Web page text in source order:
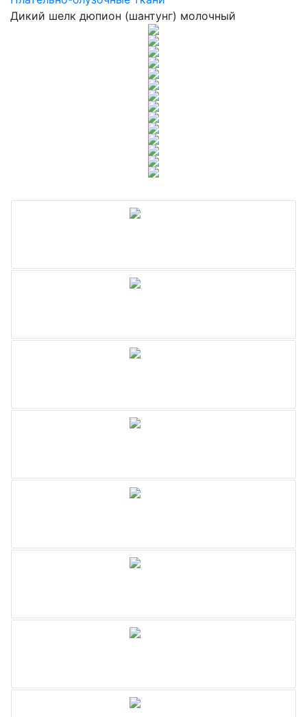
Дикий шелк дюпион (шантунг) молочный